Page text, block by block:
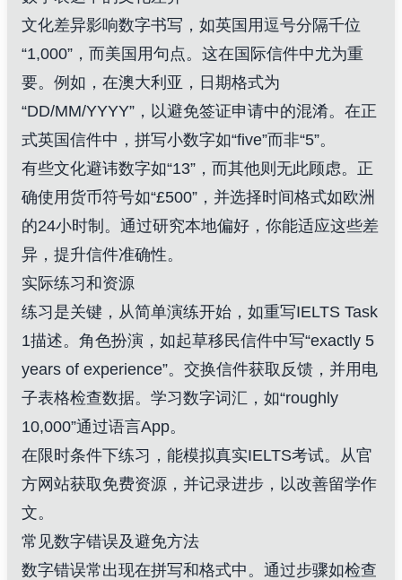
文化差异影响数字书写，如英国用逗号分隔千位
“1,000”，而美国用句点。这在国际信件中尤为重
要。例如，在澳大利亚，日期格式为
“DD/MM/YYYY”，以避免签证申请中的混淆。在正
式英国信件中，拼写小数字如“five”而非“5”。
有些文化避讳数字如“13”，而其他则无此顾虑。正
确使用货币符号如“£500”，并选择时间格式如欧洲
的24小时制。通过研究本地偏好，你能适应这些差
异，提升信件准确性。
实际练习和资源
练习是关键，从简单演练开始，如重写IELTS Task
1描述。角色扮演，如起草移民信件中写“exactly 5
years of experience”。交换信件获取反馈，并用电
子表格检查数据。学习数字词汇，如“roughly
10,000”通过语言App。
在限时条件下练习，能模拟真实IELTS考试。从官
方网站获取免费资源，并记录进步，以改善留学作
文。
常见数字错误及避免方法
数字错误常出现在拼写和格式中。通过步骤如检查